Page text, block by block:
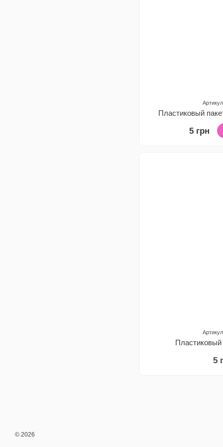
Пластиковый
5 грн
Пластиковый
5
© 2026